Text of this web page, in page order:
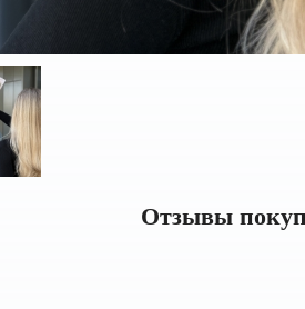
Отзывы